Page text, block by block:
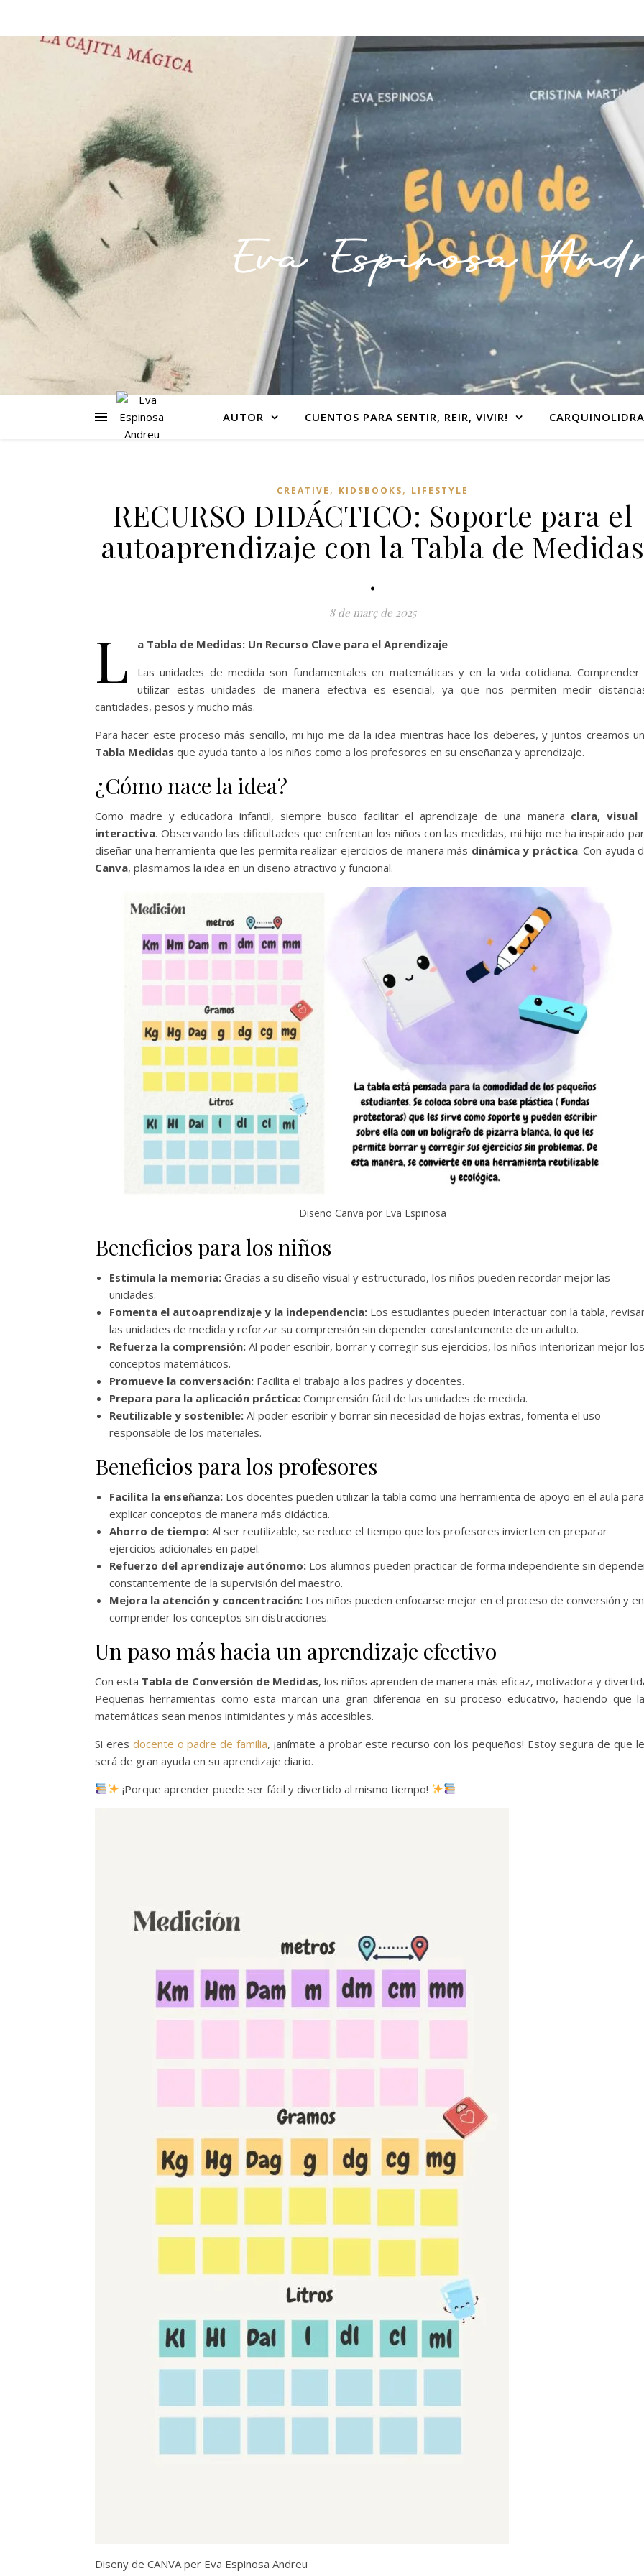
AUTOR CUENTOS PARA SENTIR, REIR, VIVIR!
CREATIVE , KIDSBOOKS, LIFESTYLE
RECURSO DIDÁCTICO: Soporte para el
autoaprendizaje con la Tabla de Medidas
.
8 de març de 2025
L
a Tabla de Medidas: Un Recurso Clave para el Aprendizaje
Las unidades de medida son fundamentales en matemáticas y en la vida cotidiana. Comprender
utilizar estas unidades de manera efectiva es esencial, ya que nos permiten medir
cantidades, pesos y mucho más.
Para hacer este proceso más sencillo, mi hijo me da la idea mientras hace los deberes, y juntos creamos
Tabla Medidas que ayuda tanto a los niños como a los profesores en su enseñanza y aprendizaje.
¿Cómo nace la idea?
Como madre y educadora infantil, siempre busco facilitar el aprendizaje de una manera clara, visual
interactiva. Observando las dificultades que enfrentan los niños con las medidas, mi hijo me ha inspirado
diseñar una herramienta que les permita realizar ejercicios de manera más dinámica y práctica. Con ayuda
Canva, plasmamos la idea en un diseño atractivo y funcional.
Diseño Canva por Eva Espinosa
Beneficios para los niños
Estimula la memoria: Gracias a su diseño visual y estructurado, los niños pueden recordar mejor las
unidades.
Fomenta el autoaprendizaje y la independencia: Los estudiantes pueden interactuar con la tabla,
las unidades de medida y reforzar su comprensión sin depender constantemente de un adulto.
Refuerza la comprensión: Al poder escribir, borrar y corregir sus ejercicios, los niños interiorizan mejor los
conceptos matemáticos.
Promueve la conversación: Facilita el trabajo a los padres y docentes.
Prepara para la aplicación práctica: Comprensión fácil de las unidades de medida.
Reutilizable y sostenible: Al poder escribir y borrar sin necesidad de hojas extras, fomenta el uso
responsable de los materiales.
Beneficios para los profesores
Facilita la enseñanza: Los docentes pueden utilizar la tabla como una herramienta de apoyo en el aula para
explicar conceptos de manera más didáctica.
Ahorro de tiempo: Al ser reutilizable, se reduce el tiempo que los profesores invierten en preparar
ejercicios adicionales en papel.
Refuerzo del aprendizaje autónomo: Los alumnos pueden practicar de forma independiente sin
constantemente de la supervisión del maestro.
Mejora la atención y concentración: Los niños pueden enfocarse mejor en el proceso de conversión y en
comprender los conceptos sin distracciones.
Un paso más hacia un aprendizaje efectivo
Con esta Tabla de Conversión de Medidas, los niños aprenden de manera más eficaz, motivadora y
Pequeñas herramientas como esta marcan una gran diferencia en su proceso educativo, haciendo que
matemáticas sean menos intimidantes y más accesibles.
Si eres docente o padre de familia, ¡anímate a probar este recurso con los pequeños! Estoy segura de que
será de gran ayuda en su aprendizaje diario.
¡Porque aprender puede ser fácil y divertido al mismo tiempo!
Diseny de CANVA per Eva Espinosa Andreu